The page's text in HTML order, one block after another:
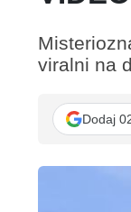
viralni na
Dodaj